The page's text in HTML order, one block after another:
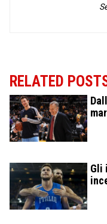
RELATED
Gli